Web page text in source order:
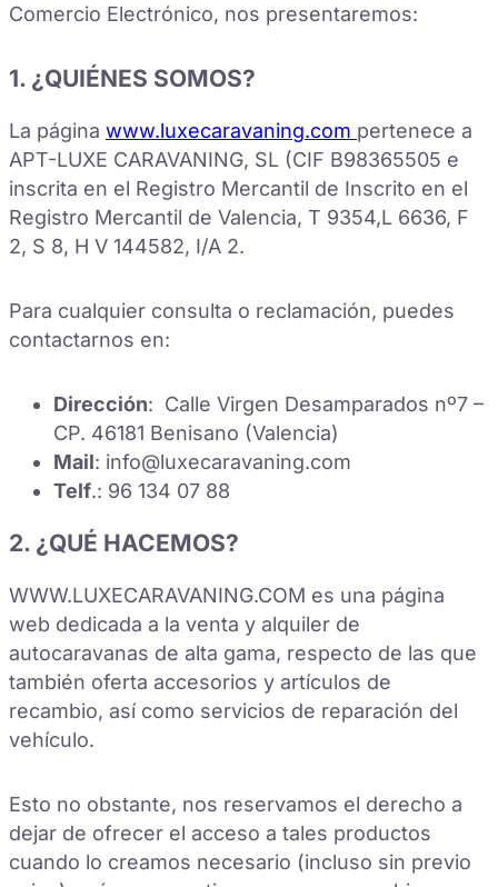
Comercio Electrónico, nos presentaremos:
1. ¿QUIÉNES SOMOS?
La página www.luxecaravaning.com pertenece a
APT-LUXE CARAVANING, SL (CIF B98365505 e
inscrita en el Registro Mercantil de Inscrito en el
Registro Mercantil de Valencia, T 9354,L 6636, F
2, S 8, H V 144582, I/A 2.
Para cualquier consulta o reclamación, puedes
contactarnos en:
Dirección: Calle Virgen Desamparados nº7 –
CP. 46181 Benisano (Valencia)
Mail: info@luxecaravaning.com
Telf.: 96 134 07 88
2. ¿QUÉ HACEMOS?
WWW.LUXECARAVANING.COM es una página
web dedicada a la venta y alquiler de
autocaravanas de alta gama, respecto de las que
también oferta accesorios y artículos de
recambio, así como servicios de reparación del
vehículo.
Esto no obstante, nos reservamos el derecho a
dejar de ofrecer el acceso a tales productos
cuando lo creamos necesario (incluso sin previo